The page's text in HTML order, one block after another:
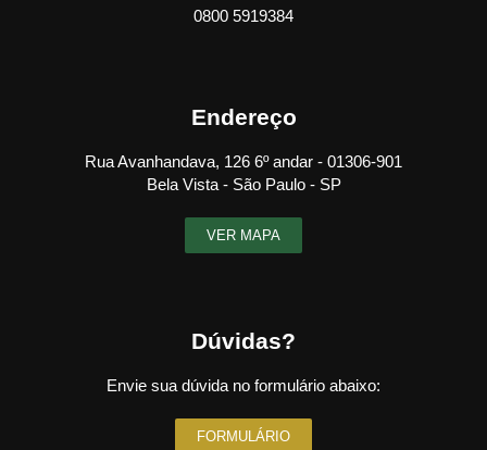
0800 5919384
Endereço
Rua Avanhandava, 126 6º andar - 01306-901
Bela Vista - São Paulo - SP
VER MAPA
Dúvidas?
Envie sua dúvida no formulário abaixo:
FORMULÁRIO